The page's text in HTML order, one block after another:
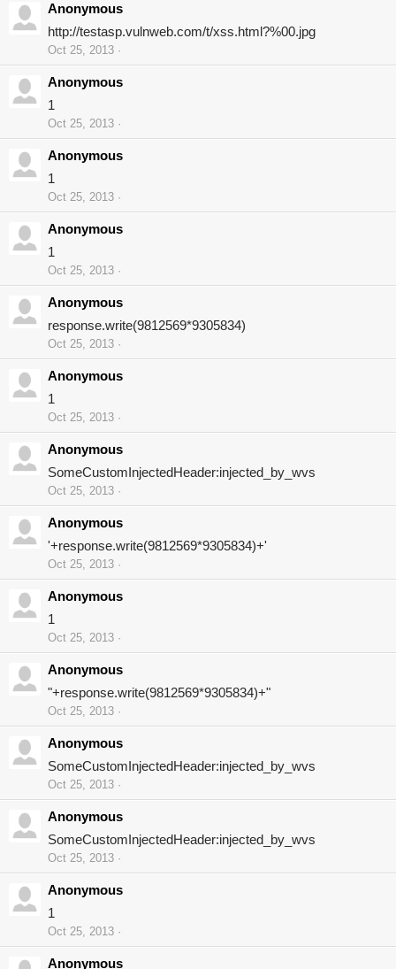
Anonymous
http://testasp.vulnweb.com/t/xss.html?%00.jpg
Oct 25, 2013
Anonymous
1
Oct 25, 2013
Anonymous
1
Oct 25, 2013
Anonymous
1
Oct 25, 2013
Anonymous
response.write(9812569*9305834)
Oct 25, 2013
Anonymous
1
Oct 25, 2013
Anonymous
SomeCustomInjectedHeader:injected_by_wvs
Oct 25, 2013
Anonymous
'+response.write(9812569*9305834)+'
Oct 25, 2013
Anonymous
1
Oct 25, 2013
Anonymous
"+response.write(9812569*9305834)+"
Oct 25, 2013
Anonymous
SomeCustomInjectedHeader:injected_by_wvs
Oct 25, 2013
Anonymous
SomeCustomInjectedHeader:injected_by_wvs
Oct 25, 2013
Anonymous
1
Oct 25, 2013
Anonymous